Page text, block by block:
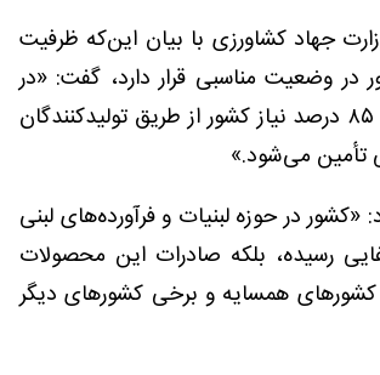
جهاد کشاورزی با بیان این‌که ظرفیت
در وضعیت مناسبی قرار دارد، گفت: «در
حال حاضر حدود ۸۵ درصد نیاز کشور از طریق تولیدکنندگان
تأمین می‌شود.»
در حوزه لبنیات و فرآورده‌های لبنی
رسیده، بلکه صادرات این محصولات
کشورهای همسایه و برخی کشورهای دیگر